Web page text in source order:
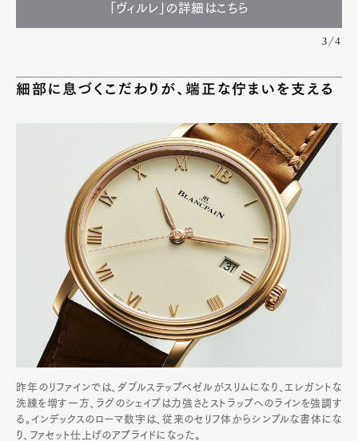
「ヴィルレ」の詳細はこちら
3/4
細部に息づくこだわりが、端正な佇まいを支える
昨年のリファインでは、ダブルステップベゼルがスリムになり、エレガントな
洗練を増す一方、ラグのシェイプは力強さとストラップへのラインを強調す
る。インデックスのローマ数字は、従来のセリフ体からシンプルな書体にな
り、ファセット仕上げのアプライドになった。